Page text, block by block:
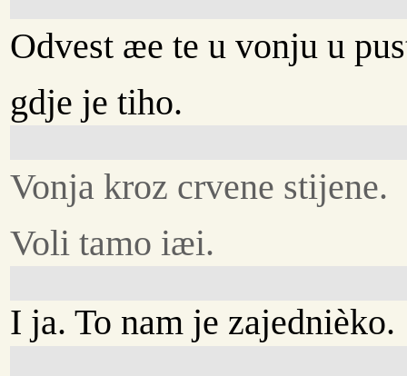
Odvest æe te u vonju u
gdje je tiho.
Vonja kroz crvene stijene.
Voli tamo iæi.
I ja. To nam je zajednièko.